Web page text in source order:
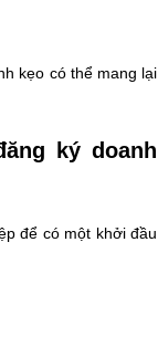
kẹo có thể mang lại
ký doanh
để có một khởi đầu